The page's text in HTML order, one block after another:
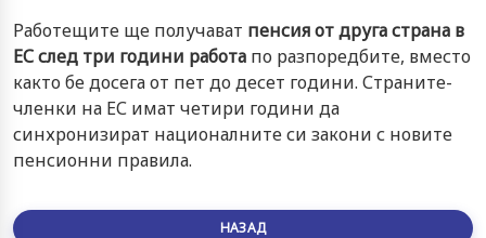
Работещите ще получават пенсия от друга страна в
ЕС след три години работа по разпоредбите, вместо
както бе досега от пет до десет години. Страните-
членки на ЕС имат четири години да
синхронизират националните си закони с новите
пенсионни правила.
НАЗАД